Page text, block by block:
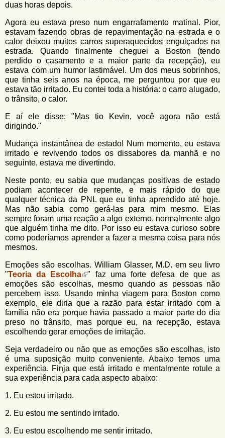
duas horas depois.
Agora eu estava preso num engarrafamento matinal. Pior,
estavam fazendo obras de repavimentação na estrada e o
calor deixou muitos carros superaquecidos enguiçados na
estrada. Quando finalmente cheguei a Boston (tendo
perdido o casamento e a maior parte da recepção), eu
estava com um humor lastimável. Um dos meus sobrinhos,
que tinha seis anos na época, me perguntou por que eu
estava tão irritado. Eu contei toda a história: o carro alugado,
o trânsito, o calor.
E aí ele disse: "Mas tio Kevin, você agora não está
dirigindo."
Mudança instantânea deestado! Num momento, eu estava
irritado e revivendo todos os dissabores da manhã e no
seguinte, estava me divertindo.
Neste ponto, eu sabia que mudanças positivas de estado
podiam acontecer de repente, e mais rápido do que
qualquer técnica da PNLque eu tinha aprendido até hoje.
Mas não sabia como gerá-las para mim mesmo. Elas
sempre foram uma reação a algo externo, normalmente algo
que alguém tinha me dito. Por isso eu estava curioso sobre
como poderíamos aprender a fazer a mesma coisa para nós
mesmos.
Emoções são escolhas. William Glasser, M.D. em seu livro
"Teoria da Escolha
" faz uma forte defesa de que as
emoções são escolhas, mesmo quando as pessoas não
percebem isso. Usando minha viagem para Boston como
exemplo, ele diria que a razão para estar irritado com a
família não era porque havia passado a maior parte do dia
preso no trânsito, mas porque eu, na recepção, estava
escolhendo gerar emoções de irritação.
Seja verdadeiro ou não que as emoções são escolhas, isto
é uma suposição muito conveniente. Abaixo temos uma
experiência. Finja que está irritado e mentalmente rotule a
sua experiência para cada aspecto abaixo:
1. Eu estou irritado.
2. Eu estou me sentindo irritado.
3. Eu estou escolhendo me sentir irritado.